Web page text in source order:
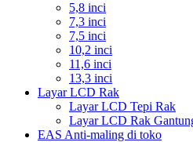
5,8 inci
7,3 inci
7,5 inci
10,2 inci
11,6 inci
13,3 inci
Layar LCD Rak
Layar LCD Tepi Rak
Layar LCD Rak
EAS Anti-maling di toko